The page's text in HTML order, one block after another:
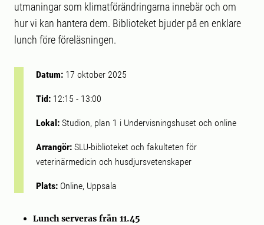
utmaningar som klimatförändringarna innebär och om
hur vi kan hantera dem. Biblioteket bjuder på en enklare
lunch före föreläsningen.
Datum: 17 oktober 2025
Tid: 12:15 - 13:00
Lokal: Studion, plan 1 i Undervisningshuset och online
Arrangör: SLU-biblioteket och fakulteten för
veterinärmedicin och husdjursvetenskaper
Plats: Online, Uppsala
Lunch serveras från 11.45